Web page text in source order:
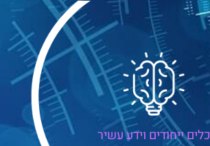
כלים ייחודים וידע עשיר